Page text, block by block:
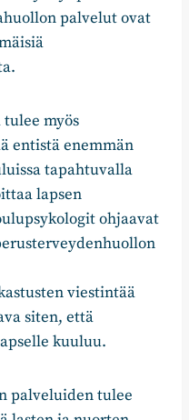
palvelut ovat
myös
entistä enemmän
tapahtuvalla
lapsen
ohjaavat
viestintää
siten, että
kuuluu.
palveluiden tulee